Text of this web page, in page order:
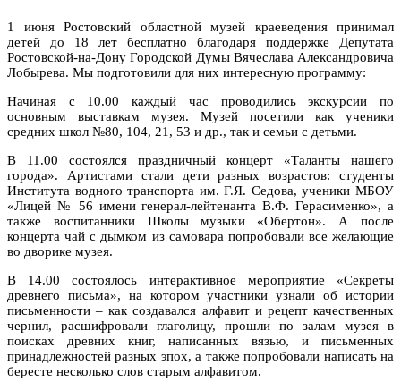
1 июня Ростовский областной музей краеведения принимал
детей до 18 лет бесплатно благодаря поддержке Депутата
Ростовской-на-Дону Городской Думы Вячеслава Александровича
Лобырева. Мы подготовили для них интересную программу:
Начиная с 10.00 каждый час проводились экскурсии по
основным выставкам музея. Музей посетили как ученики
средних школ №80, 104, 21, 53 и др., так и семьи с детьми.
В 11.00 состоялся праздничный концерт «Таланты нашего
города». Артистами стали дети разных возрастов: студенты
Института водного транспорта им. Г.Я. Седова, ученики МБОУ
«Лицей № 56 имени генерал-лейтенанта В.Ф. Герасименко», а
также воспитанники Школы музыки «Обертон». А после
концерта чай с дымком из самовара попробовали все желающие
во дворике музея.
В 14.00 состоялось интерактивное мероприятие «Секреты
древнего письма», на котором участники узнали об истории
письменности – как создавался алфавит и рецепт качественных
чернил, расшифровали глаголицу, прошли по залам музея в
поисках древних книг, написанных вязью, и письменных
принадлежностей разных эпох, а также попробовали написать на
бересте несколько слов старым алфавитом.